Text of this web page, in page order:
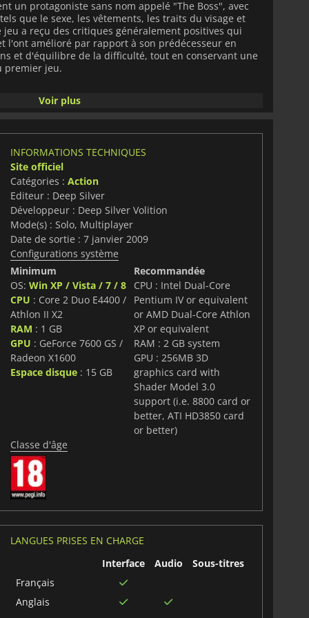
un protagoniste sans nom appelé "The Boss", avec
que le sexe, les vêtements, les traits du visage et
jeu a reçu des critiques généralement positives qui
l'ont amélioré par rapport à son prédécesseur en
et d'équilibre de la difficulté, tout en conservant une
premier jeu.
l'utilisation de différentes formes de combat
corps ou le tir sur les ennemis tout en naviguant sur
des armes variées allant des matraques aux lance-
de chaque véhicule et interchangeables entre les
d'escortes & de matchs à mort contre des
contre des adversaires contrôlés par l'ordinateur et
objectifs secondaires facultatifs tels que des
de fonctionnaires pour accéder à des zones
civils pour obtenir de l'argent supplémentaire.
auprès des joueurs en raison de son vaste éventail
de son environnement immersif en monde ouvert.
Saints Row 2est l'un des rares jeux qui, depuis sa
des bibliothèques de jeux du monde entier.
Voir plus
INFORMATIONS TECHNIQUES
Site officiel
Catégories : Action
Editeur : Deep Silver
Développeur : Deep Silver Volition
Mode(s) : Solo, Multiplayer
Date de sortie : 7 janvier 2009
Configurations système
Minimum
OS: Win XP / Vista / 7 / 8
CPU : Core 2 Duo E4400 /
Athlon II X2
RAM : 1 GB
GPU : GeForce 7600 GS /
Radeon X1600
Espace disque: 15 GB
Recommandée
CPU : Intel Dual-Core
Pentium IV or equivalent
or AMD Dual-Core Athlon
XP or equivalent
RAM : 2 GB system
GPU : 256MB 3D
graphics card with
Shader Model 3.0
support (i.e. 8800 card or
better, ATI HD3850 card
or better)
Classe d'âge
LANGUES PRISES EN CHARGE
Interface
Audio
Sous-titres
Français
Anglais